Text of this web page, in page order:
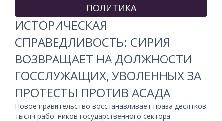
ПОЛИТИКА
ИСТОРИЧЕСКАЯ
СПРАВЕДЛИВОСТЬ: СИРИЯ
ВОЗВРАЩАЕТ НА ДОЛЖНОСТИ
ГОССЛУЖАЩИХ, УВОЛЕННЫХ ЗА
ПРОТЕСТЫ ПРОТИВ АСАДА
Новое правительство восстанавливает права десятков
тысяч работников государственного сектора